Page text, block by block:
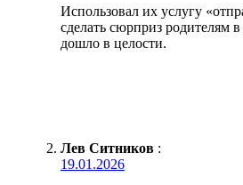
Использовал их услугу
сделать сюрприз родителям
дошло в целости.
Лев Ситников :
19.01.2026